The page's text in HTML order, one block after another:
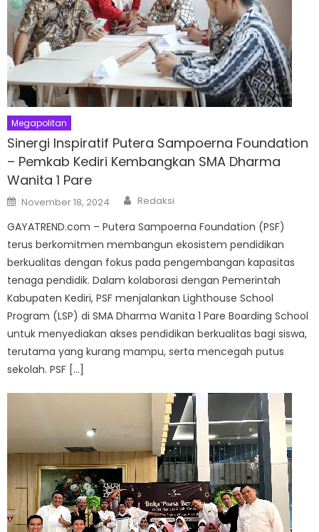
Megapolitan
Sinergi Inspiratif Putera Sampoerna Foundation
– Pemkab Kediri Kembangkan SMA Dharma
Wanita 1 Pare
Posted
on
November 18, 2024 Author
Redaksi
GAYATREND.com – Putera Sampoerna Foundation (PSF)
terus berkomitmen membangun ekosistem pendidikan
berkualitas dengan fokus pada pengembangan kapasitas
tenaga pendidik. Dalam kolaborasi dengan Pemerintah
Kabupaten Kediri, PSF menjalankan Lighthouse School
Program (LSP) di SMA Dharma Wanita 1 Pare Boarding School
untuk menyediakan akses pendidikan berkualitas bagi siswa,
terutama yang kurang mampu, serta mencegah putus
sekolah. PSF […]